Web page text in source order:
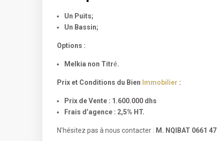
Un Puits;
Un Bassin;
Options :
Melkia non Titré.
Prix et Conditions du Bien Immobilier :
Prix de Vente : 1.600.000 dhs
Frais d’agence : 2,5% HT.
N’hésitez pas à nous contacter : M. NQIBAT 0661